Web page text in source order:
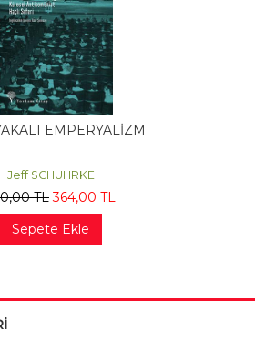
EMPERYALİZM
Jeff SCHUHRKE
,00TL 364,00 TL
Sepete Ekle